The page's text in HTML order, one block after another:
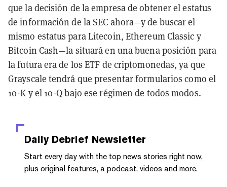
que la decisión de la empresa de obtener el estatus
de información de la SEC ahora—y de buscar el
mismo estatus para Litecoin, Ethereum Classic y
Bitcoin Cash—la situará en una buena posición para
la futura era de los ETF de criptomonedas, ya que
Grayscale tendrá que presentar formularios como el
10-K y el 10-Q bajo ese régimen de todos modos.
Daily Debrief Newsletter
Start every day with the top news stories right now,
plus original features, a podcast, videos and more.